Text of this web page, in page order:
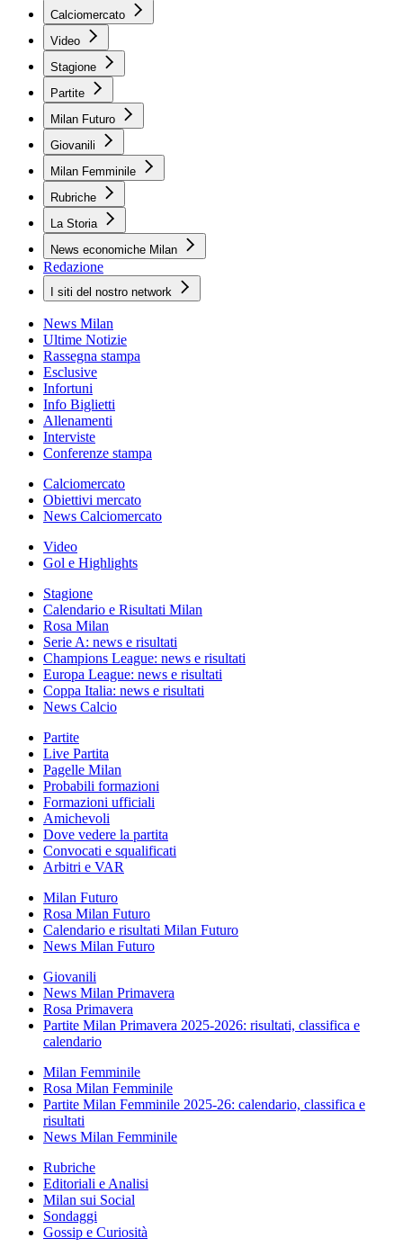
Calciomercato
Video
Stagione
Partite
Milan Futuro
Giovanili
Milan Femminile
Rubriche
La Storia
News economiche Milan
Redazione
I siti del nostro network
News Milan
Ultime Notizie
Rassegna stampa
Esclusive
Infortuni
Info Biglietti
Allenamenti
Interviste
Conferenze stampa
Calciomercato
Obiettivi mercato
News Calciomercato
Video
Gol e Highlights
Stagione
Calendario e Risultati Milan
Rosa Milan
Serie A: news e risultati
Champions League: news e risultati
Europa League: news e risultati
Coppa Italia: news e risultati
News Calcio
Partite
Live Partita
Pagelle Milan
Probabili formazioni
Formazioni ufficiali
Amichevoli
Dove vedere la partita
Convocati e squalificati
Arbitri e VAR
Milan Futuro
Rosa Milan Futuro
Calendario e risultati Milan Futuro
News Milan Futuro
Giovanili
News Milan Primavera
Rosa Primavera
Partite Milan Primavera 2025-2026: risultati, classifica e
calendario
Milan Femminile
Rosa Milan Femminile
Partite Milan Femminile 2025-26: calendario, classifica e
risultati
News Milan Femminile
Rubriche
Editoriali e Analisi
Milan sui Social
Sondaggi
Gossip e Curiosità